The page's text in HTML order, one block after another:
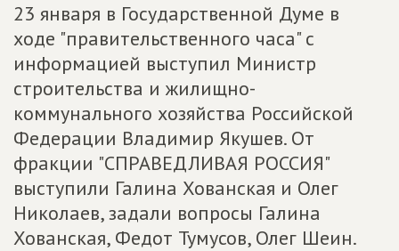
23 января в Государственной Думе в
ходе "правительственного часа" с
информацией выступил Министр
строительства и жилищно-
коммунального хозяйства Российской
Федерации Владимир Якушев. От
фракции "СПРАВЕДЛИВАЯ РОССИЯ"
выступили Галина Хованская и Олег
Николаев, задали вопросы Галина
Хованская, Федот Тумусов, Олег Шеин.